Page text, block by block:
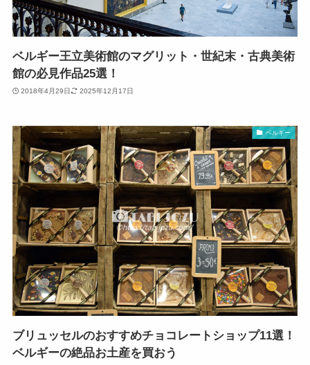
ベルギー王立美術館のマグリット・世紀末・古典美術
館の必見作品25選！
2018年4月29日 2025年12月17日
ベルギー
ブリュッセルのおすすめチョコレートショップ11選！
ベルギーの絶品お土産を買おう